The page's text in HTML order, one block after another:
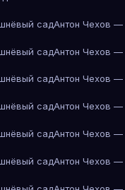
садАнтон Чехов
садАнтон Чехов
садАнтон Чехов
садАнтон Чехов
садАнтон Чехов
садАнтон Чехов